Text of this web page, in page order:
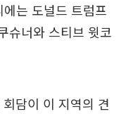
는 도널드 트럼프
슈너와 스티브 윗코
담이 이 지역의 견